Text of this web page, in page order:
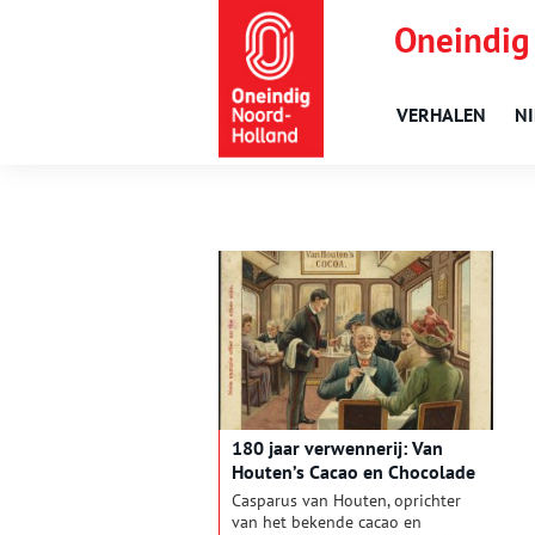
VERHALEN
180 jaar verwennerij: Van
Houten’s Cacao en Chocolade
Casparus van Houten, oprichter
van het bekende cacao en